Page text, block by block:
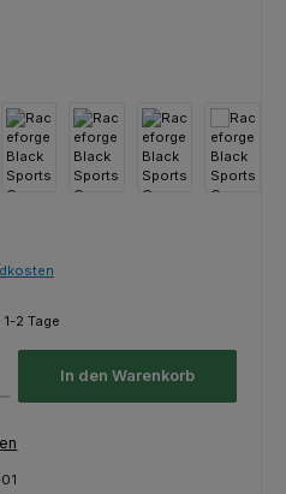
2 Tage
In den Warenkorb